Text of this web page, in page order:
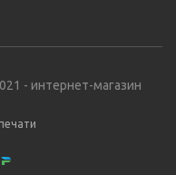
- интернет-магазин